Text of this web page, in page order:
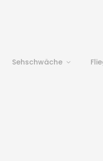
Sehschwäche